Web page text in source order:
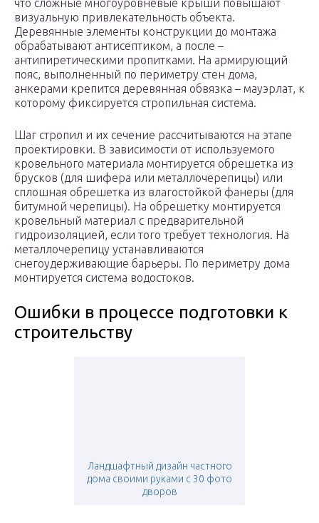
что сложные многоуровневые крыши повышают
визуальную привлекательность объекта.
Деревянные элементы конструкции до монтажа
обрабатывают антисептиком, а после –
антипиретическими пропитками. На армирующий
пояс, выполненный по периметру стен дома,
анкерами крепится деревянная обвязка – мауэрлат, к
которому фиксируется стропильная система.
Шаг стропил и их сечение рассчитываются на этапе
проектировки. В зависимости от используемого
кровельного материала монтируется обрешетка из
брусков (для шифера или металлочерепицы) или
сплошная обрешетка из влагостойкой фанеры (для
битумной черепицы). На обрешетку монтируется
кровельный материал с предварительной
гидроизоляцией, если того требует технология. На
металлочерепицу устанавливаются
снегоудерживающие барьеры. По периметру дома
монтируется система водостоков.
Ошибки в процессе подготовки к
строительству
Ландшафтный дизайн частного
дома своими руками с 30 фото
дворов